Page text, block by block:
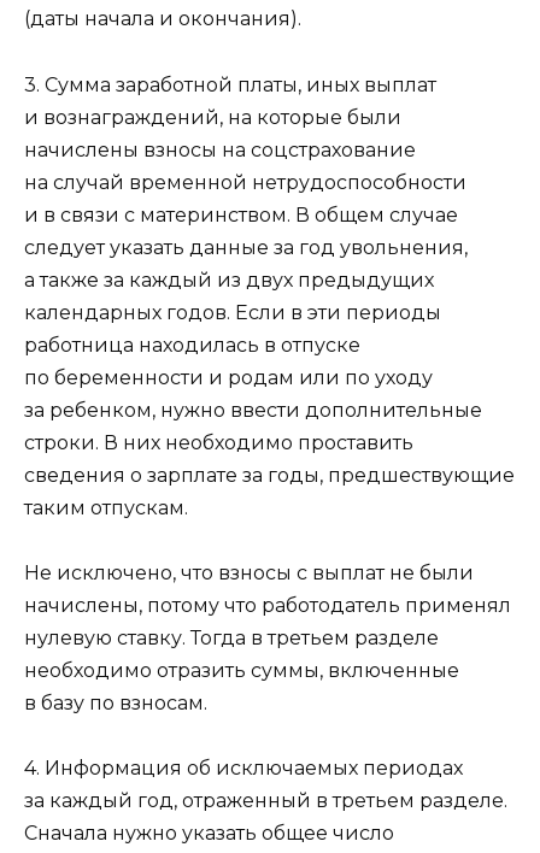
(даты начала и окончания).
3. Сумма заработной платы, иных выплат
и вознаграждений, на которые были
начислены взносы на соцстрахование
на случай временной нетрудоспособности
и в связи с материнством. В общем случае
следует указать данные за год увольнения,
а также за каждый из двух предыдущих
календарных годов. Если в эти периоды
работница находилась в отпуске
по беременности и родам или по уходу
за ребенком, нужно ввести дополнительные
строки. В них необходимо проставить
сведения о зарплате за годы, предшествующие
таким отпускам.
Не исключено, что взносы с выплат не были
начислены, потому что работодатель применял
нулевую ставку. Тогда в третьем разделе
необходимо отразить суммы, включенные
в базу по взносам.
4. Информация об исключаемых периодах
за каждый год, отраженный в третьем разделе.
Сначала нужно указать общее число